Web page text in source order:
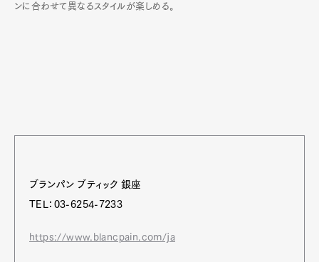
ンに合わせて異なるスタイルが楽しめる。
ブランパン ブティック 銀座
TEL：03-6254-7233
https://www.blancpain.com/ja